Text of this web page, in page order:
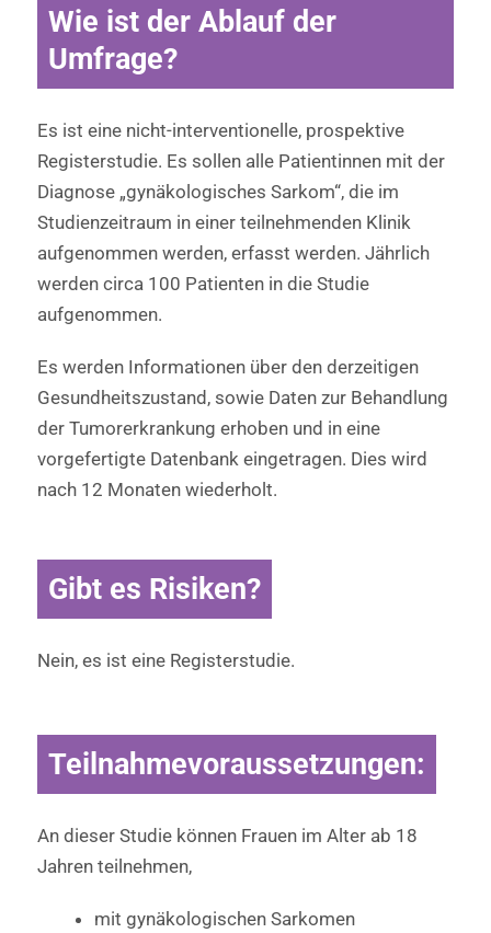
Wie ist der Ablauf der
Umfrage?
Es ist eine nicht-interventionelle, prospektive
Registerstudie. Es sollen alle Patientinnen mit der
Diagnose „gynäkologisches Sarkom“, die im
Studienzeitraum in einer teilnehmenden Klinik
aufgenommen werden, erfasst werden. Jährlich
werden circa 100 Patienten in die Studie
aufgenommen.
Es werden Informationen über den derzeitigen
Gesundheitszustand, sowie Daten zur Behandlung
der Tumorerkrankung erhoben und in eine
vorgefertigte Datenbank eingetragen. Dies wird
nach 12 Monaten wiederholt.
Gibt es Risiken?
Nein, es ist eine Registerstudie.
Teilnahmevoraussetzungen:
An dieser Studie können Frauen im Alter ab 18
Jahren teilnehmen,
mit gynäkologischen Sarkomen